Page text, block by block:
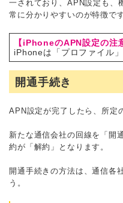
一されており、APN設定も、
常に分かりやすいのが特徴です
【iPhoneのAPN設定の注
iPhoneは「プロファイル
開通手続き
APN設定が完了したら、所定
新たな通信会社の回線を「開
約が「解約」となります。
開通手続きの方法は、通信各
う。